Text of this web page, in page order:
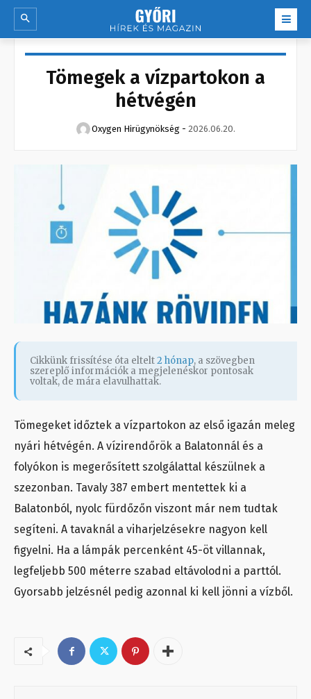
Tömegek a vízpartokon a
hétvégén
Oxygen Hirügynökség - 2026.06.20.
Cikkünk frissítése óta eltelt2 hónap, a szövegben
szereplő információk a megjelenéskor pontosak
voltak, de mára elavulhattak.
Tömegeket időztek a vízpartokon az első igazán meleg
nyári hétvégén. A vízirendőrök a Balatonnál és a
folyókon is megerősített szolgálattal készülnek a
szezonban. Tavaly 387 embert mentettek ki a
Balatonból, nyolc fürdőzőn viszont már nem tudtak
segíteni. A tavaknál a viharjelzésekre nagyon kell
figyelni. Ha a lámpák percenként 45-öt villannak,
legfeljebb 500 méterre szabad eltávolodni a parttól.
Gyorsabb jelzésnél pedig azonnal ki kell jönni a vízből.